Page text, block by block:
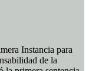
Instancia para
de la